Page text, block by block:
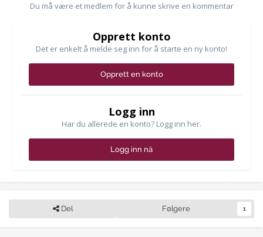
Du må være et medlem for å kunne skrive en kommentar
Opprett konto
Det er enkelt å melde seg inn for å starte en ny konto!
Opprett en konto
Logg inn
Har du allerede en konto? Logg inn her.
Logg inn nå
Del Følgere 1